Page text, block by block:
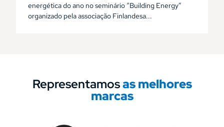
energética do ano no seminário “Building Energy”
organizado pela associação Finlandesa...
Representamosas melhores
marcas